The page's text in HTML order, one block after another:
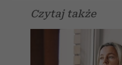
Czytaj także